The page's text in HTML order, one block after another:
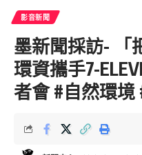
影音新聞
墨新聞採訪- 「
環資攜手7-
者會 #自然環境